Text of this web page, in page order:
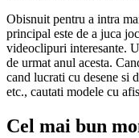
Obisnuit pentru a intra
principal este de a juca
videoclipuri interesante.
de urmat anul acesta.
cand lucrati cu desene si
etc., cautati modele cu
Cel mai bun